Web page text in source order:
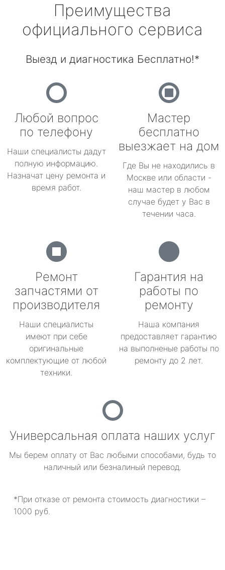
Преимущества
официального сервиса
Выезд и диагностика Бесплатно!*
Любой вопрос
по телефону
Наши специалисты дадут
полную информацию.
Назначат цену ремонта и
время работ.
Мастер
бесплатно
выезжает на дом
Где Вы не находились в
Москве или области -
наш мастер в любом
случае будет у Вас в
течении часа.
Ремонт
запчастями от
производителя
Наши специалисты
имеют при себе
оригинальные
комплектующие от любой
техники.
Гарантия на
работы по
ремонту
Наша компания
предоставляет гарантию
на выполненые работы по
ремонту до 2 лет.
Универсальная оплата наших услуг
Мы берем оплату от Вас любыми способами, будь то
наличный или безналиный перевод.
*При отказе от ремонта стоимость диагностики –
1000 руб.